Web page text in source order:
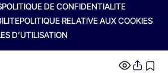
POLITIQUE DE CONFIDENTIALITE
POLITIQUE RELATIVE AUX COOKIES
D’UTILISATION